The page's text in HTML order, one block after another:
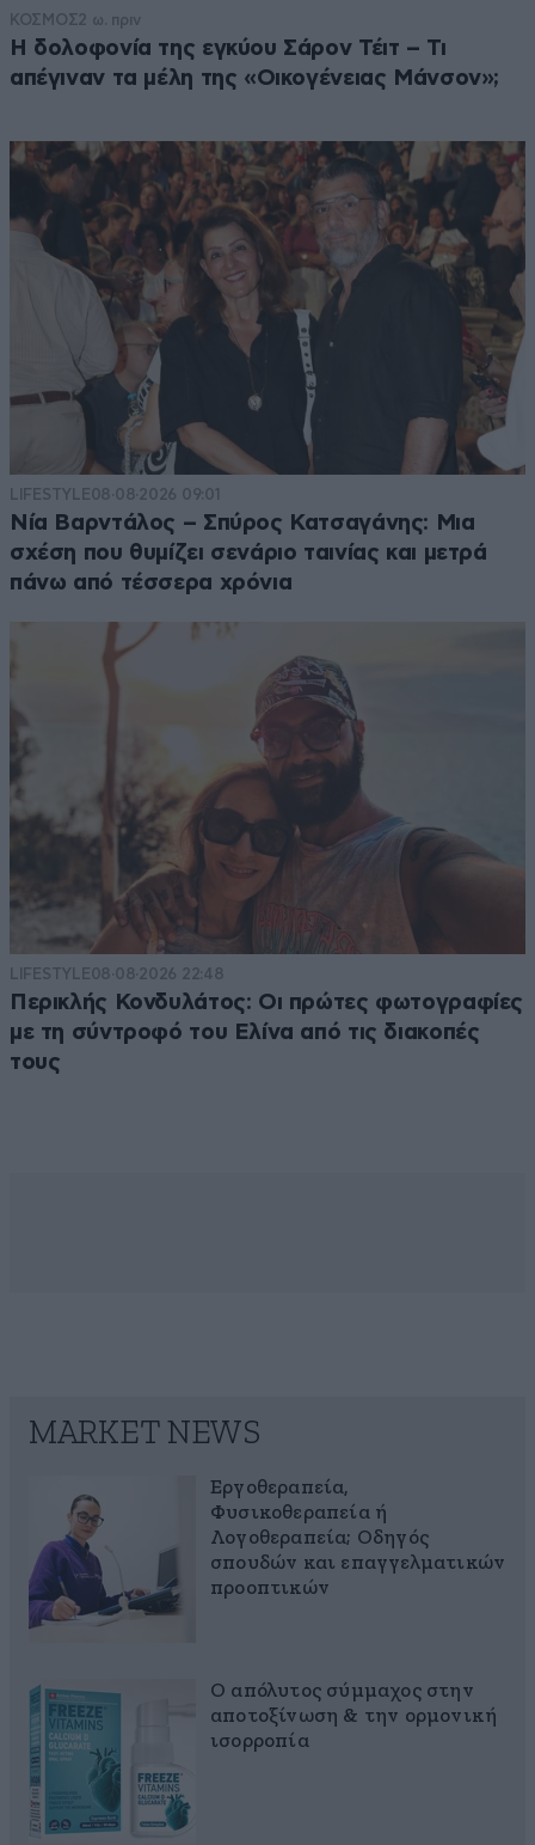
ΚΟΣΜΟΣ2 ω. πριν
Η δολοφονία της εγκύου Σάρον Τέιτ – Τι
απέγιναν τα μέλη της «Οικογένειας Μάνσον»;
LIFESTYLE08·08·2026 09:01
Νία Βαρντάλος – Σπύρος Κατσαγάνης: Μια
σχέση που θυμίζει σενάριο ταινίας και μετρά
πάνω από τέσσερα χρόνια
LIFESTYLE08·08·2026 22:48
Περικλής Κονδυλάτος: Οι πρώτες φωτογραφίες
με τη σύντροφό του Ελίνα από τις διακοπές
τους
MARKET NEWS
Εργοθεραπεία,
Φυσικοθεραπεία ή
Λογοθεραπεία; Οδηγός
σπουδών και επαγγελματικών
προοπτικών
Ο απόλυτος σύμμαχος στην
αποτοξίνωση & την ορμονική
ισορροπία